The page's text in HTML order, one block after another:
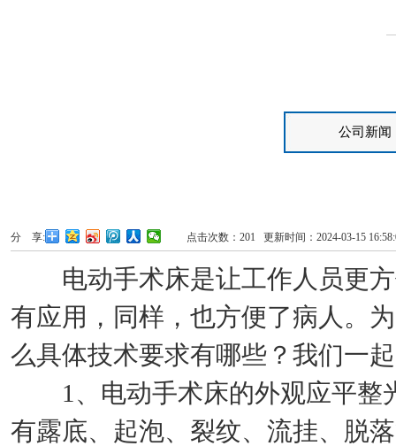
公司新闻
点击次数： 201 更新时间：2024-03-15
分 享:
电动手术床是让工作人员更方
有应用，同样，也方便了病人。
么具体技术要求有哪些？我们一
1、电动手术床的外观应平整
有露底、起泡、裂纹、流挂、脱